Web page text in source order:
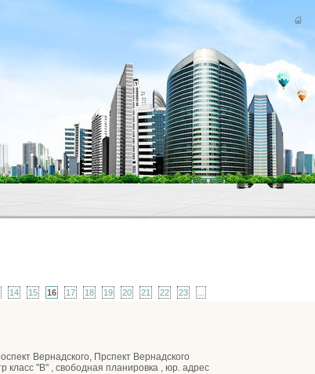
14 15 16 17 18 19 20 21 22 23
Вернадского, Прспект Вернадского
класс "В" , свободная планировка , юр. адрес